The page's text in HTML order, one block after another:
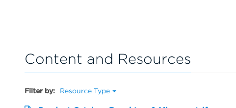
Content and Resources
Filter by: Resource Type